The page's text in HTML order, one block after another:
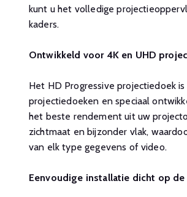
kunt u het volledige
kaders.
Ontwikkeld voor 4K en UHD
Het HD Progressive projectiedoek
projectiedoeken en speciaal
het beste rendement uit uw
zichtmaat en bijzonder vlak,
van elk type gegevens of video.
Eenvoudige installatie dicht op de